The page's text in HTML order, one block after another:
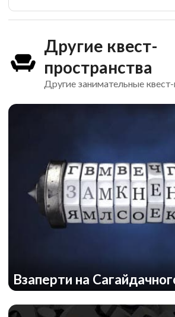
Другие квест-
пространства
Другие занимательные
Взаперти на